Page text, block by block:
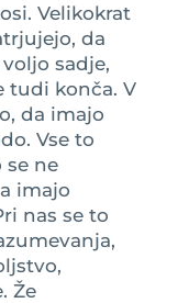
Velikokrat
da
sadje,
tudi konča. V
da imajo
Vse to
se ne
imajo
nas se to
Že